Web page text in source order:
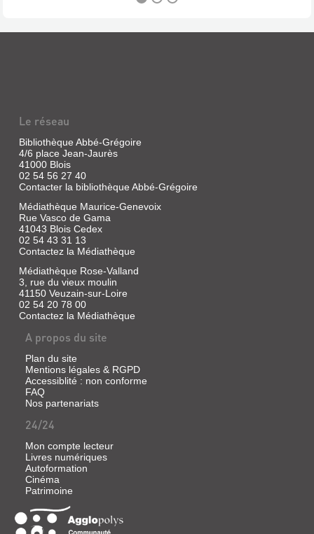
LES
ENFANTS
ET
LES
BIBLIOTHÈQ...
Livre
Patte,
Geneviève
EDI,
1987
(Enfance
heureuse)
LAISSEZ-
LES
LIRE
MISSION
LECTURE
Sans
exemplaire
Patte,
Geneviève
Le réseau
Bibliothèque Abbé-Grégoire
4/6 place Jean-Jaurès
41000 Blois
02 54 56 27 40
Contacter la bibliothèque Abbé-Grégoire
Médiathèque Maurice-Genevoix
Rue Vasco de Gama
41043 Blois Cedex
02 54 43 31 13
Contactez la Médiathèque
Médiathèque Rose-Valland
3, rue du vieux moulin
41150 Veuzain-sur-Loire
02 54 20 78 00
Contactez la Médiathèque
A propos du site
Plan du site
Mentions légales & RGPD
Accessiblité : non conforme
FAQ
Nos partenariats
24/24
Mon compte lecteur
Livres numériques
Autoformation
Cinéma
Patrimoine